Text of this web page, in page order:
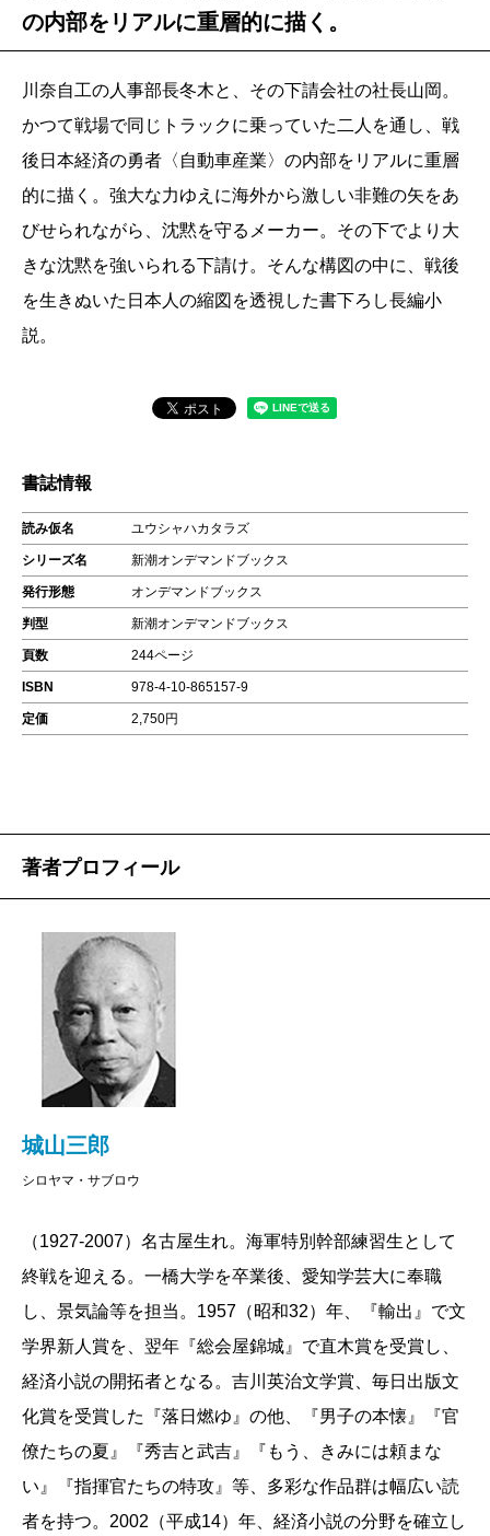
の内部をリアルに重層的に描く。
川奈自工の人事部長冬木と、その下請会社の社長山岡。
かつて戦場で同じトラックに乗っていた二人を通し、戦
後日本経済の勇者〈自動車産業〉の内部をリアルに重層
的に描く。強大な力ゆえに海外から激しい非難の矢をあ
びせられながら、沈黙を守るメーカー。その下でより大
きな沈黙を強いられる下請け。そんな構図の中に、戦後
を生きぬいた日本人の縮図を透視した書下ろし長編小
説。
書誌情報
読み仮名 ユウシャハカタラズ
シリーズ名 新潮オンデマンドブックス
発行形態 オンデマンドブックス
判型 新潮オンデマンドブックス
頁数 244ページ
ISBN 978-4-10-865157-9
定価 2,750円
著者プロフィール
城山三郎
シロヤマ・サブロウ
（1927-2007）名古屋生れ。海軍特別幹部練習生として
終戦を迎える。一橋大学を卒業後、愛知学芸大に奉職
し、景気論等を担当。1957（昭和32）年、『輸出』で文
学界新人賞を、翌年『総会屋錦城』で直木賞を受賞し、
経済小説の開拓者となる。吉川英治文学賞、毎日出版文
化賞を受賞した『落日燃ゆ』の他、『男子の本懐』『官
僚たちの夏』『秀吉と武吉』『もう、きみには頼まな
い』『指揮官たちの特攻』等、多彩な作品群は幅広い読
者を持つ。2002（平成14）年、経済小説の分野を確立し